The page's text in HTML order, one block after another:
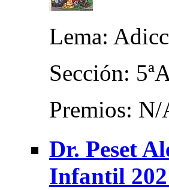
Lema:
Sección:
Premios: N/
Dr. Peset
Infantil